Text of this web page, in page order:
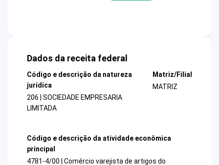
Dados da receita federal
Código e descrição da natureza
jurídica
206 | SOCIEDADE EMPRESARIA
LIMITADA
Matriz/Filial
MATRIZ
Código e descrição da atividade econômica
principal
4781-4/00 | Comércio varejista de artigos do